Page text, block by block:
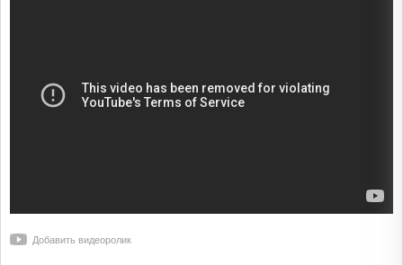
Добавить видеоролик